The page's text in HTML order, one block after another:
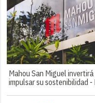
Mahou San Miguel
impulsar su sostenibilidad -